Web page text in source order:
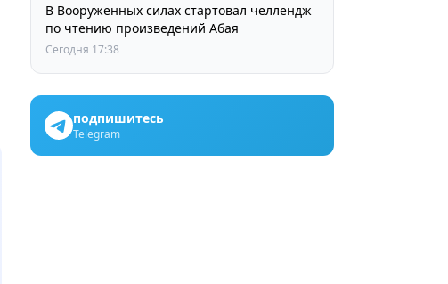
В Вооруженных силах стартовал челлендж
по чтению произведений Абая
Сегодня 17:38
подпишитесь
Telegram